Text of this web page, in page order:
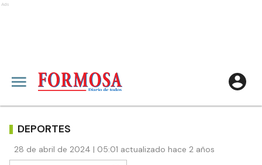
Ads
DEPORTES
28 de abril de 2024 | 05:01 actualizado hace 2 años